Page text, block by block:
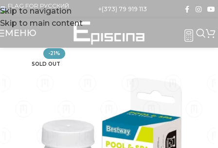
Skip to navigation
Skip to main content
+(373) 79 919 113
МЕНЮ
-21%
SOLD OUT